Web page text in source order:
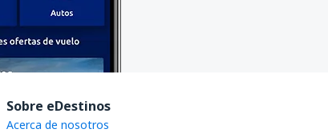
Sobre eDestinos
Acerca de nosotros